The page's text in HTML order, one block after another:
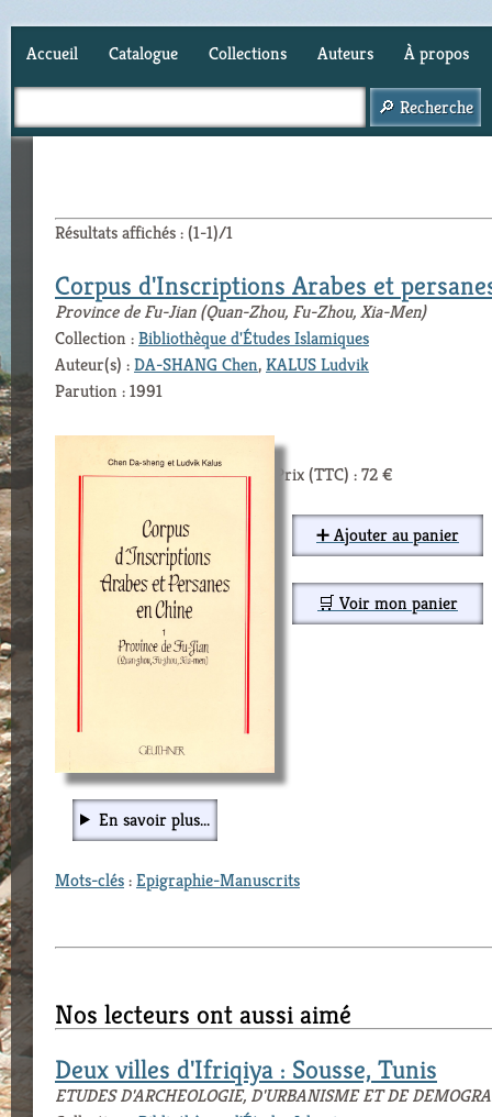
Accueil Catalogue Collections Auteurs À propos
Résultats affichés : (1-1)/1
Corpus d'Inscriptions Arabes et
Province de Fu-Jian (Quan-Zhou, Fu-Zhou, Xia-Men)
Collection :Bibliothèque d'Études Islamiques
Auteur(s) :DA-SHANG Chen,KALUS Ludvik
Parution : 1991
Prix (TTC) : 72 €
➕ Ajouter au panier
🛒 Voir mon panier
En savoir plus...
Mots-clés:Epigraphie-Manuscrits
Nos lecteurs ont aussi aimé
Deux villes d'Ifriqiya : Sousse, Tunis
ETUDES D'ARCHEOLOGIE, D'URBANISME ET DE